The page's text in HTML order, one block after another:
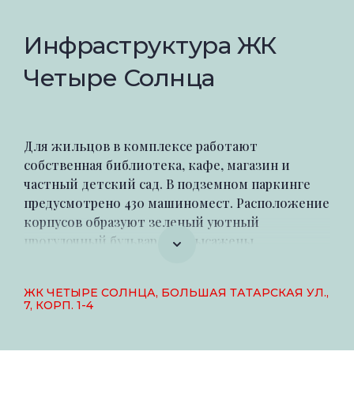
Инфраструктура ЖК
Четыре Солнца
Для жильцов в комплексе работают
собственная библиотека, кафе, магазин и
частный детский сад. В подземном паркинге
предусмотрено 430 машиномест. Расположение
корпусов образуют зеленый уютный
прогулочный бульвар, где высажены
фонтан, выложены мощеные дорожки для
игровые площадки.
ЖК ЧЕТЫРЕ СОЛНЦА, БОЛЬШАЯ ТАТАРСКАЯ УЛ.,
7, КОРП. 1-4